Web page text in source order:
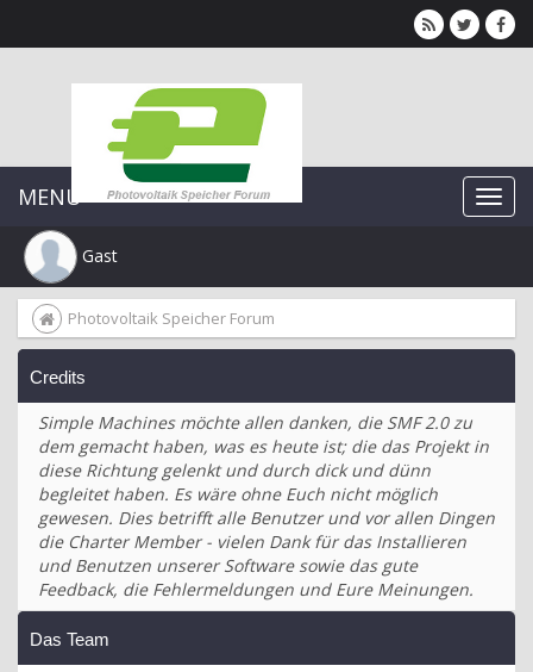
MENU
Gast
Photovoltaik Speicher Forum
Credits
Simple Machines möchte allen danken, die SMF 2.0 zu
dem gemacht haben, was es heute ist; die das Projekt in
diese Richtung gelenkt und durch dick und dünn
begleitet haben. Es wäre ohne Euch nicht möglich
gewesen. Dies betrifft alle Benutzer und vor allen Dingen
die Charter Member - vielen Dank für das Installieren
und Benutzen unserer Software sowie das gute
Feedback, die Fehlermeldungen und Eure Meinungen.
Das Team